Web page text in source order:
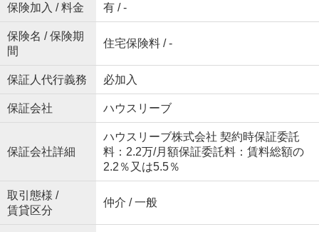
保険加入 / 料金 有 / -
保険名 / 保険期
間
住宅保険料 / -
保証人代行義務 必加入
保証会社 ハウスリーブ
保証会社詳細
ハウスリーブ株式会社 契約時保証委託
料：2.2万/月額保証委託料：賃料総額の
2.2％又は5.5％
取引態様 /
賃貸区分
仲介 / 一般